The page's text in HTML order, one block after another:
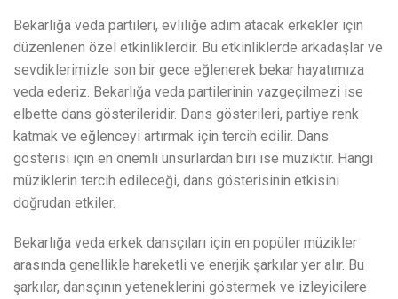
Bekarlığa veda partileri, evliliğe adım atacak erkekler için
düzenlenen özel etkinliklerdir. Bu etkinliklerde arkadaşlar ve
sevdiklerimizle son bir gece eğlenerek bekar hayatımıza
veda ederiz. Bekarlığa veda partilerinin vazgeçilmezi ise
elbette dans gösterileridir. Dans gösterileri, partiye renk
katmak ve eğlenceyi artırmak için tercih edilir. Dans
gösterisi için en önemli unsurlardan biri ise müziktir. Hangi
müziklerin tercih edileceği, dans gösterisinin etkisini
doğrudan etkiler.
Bekarlığa veda erkek dansçıları için en popüler müzikler
arasında genellikle hareketli ve enerjik şarkılar yer alır. Bu
şarkılar, dansçının yeteneklerini göstermek ve izleyicilere